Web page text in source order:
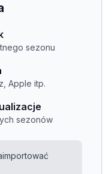
sezonu
Apple itp.
sezonów